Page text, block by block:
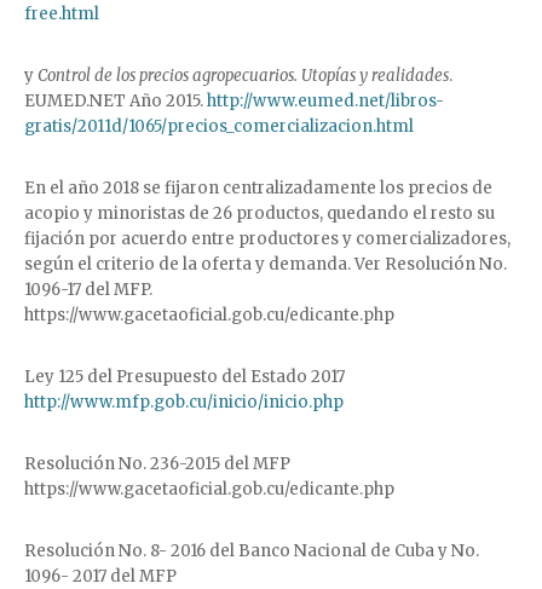
free.html
yControl de los precios agropecuarios. Utopías y realidades.
EUMED.NET Año 2015.http://www.eumed.net/libros-
gratis/2011d/1065/precios_comercializacion.html
En el año 2018 se fijaron centralizadamente los precios de
acopio y minoristas de 26 productos, quedando el resto su
fijación por acuerdo entre productores y comercializadores,
según el criterio de la oferta y demanda. Ver Resolución No.
1096-17 del MFP.
https://www.gacetaoficial.gob.cu/edicante.php
Ley 125 del Presupuesto del Estado 2017
http://www.mfp.gob.cu/inicio/inicio.php
Resolución No. 236-2015 del MFP
https://www.gacetaoficial.gob.cu/edicante.php
Resolución No. 8- 2016 del Banco Nacional de Cuba y No.
1096- 2017 del MFP